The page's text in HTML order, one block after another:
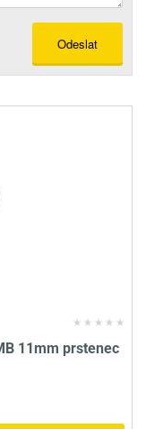
Odeslat
11mm prstenec